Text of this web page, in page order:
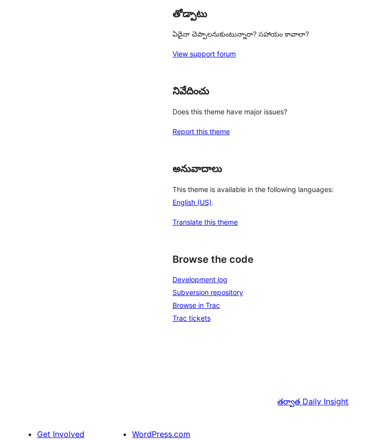
తోడ్పాటు
ఏదైనా చెప్పాలనుకుంటున్నారా? సహాయం కావాలా?
View support forum
నివేదించు
Does this theme have major issues?
Report this theme
అనువాదాలు
This theme is available in the following languages:
English (US).
Translate this theme
Browse the code
Development log
Subversion repository
Browse in Trac
Trac tickets
తర్వాత Daily Insight
Get Involved WordPress.com